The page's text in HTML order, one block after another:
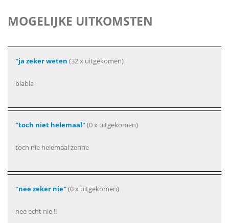
MOGELIJKE UITKOMSTEN
''ja zeker weten (32 x uitgekomen)
blabla
''toch niet helemaal''(0 x uitgekomen)
toch nie helemaal zenne
''nee zeker nie''(0 x uitgekomen)
nee echt nie !!